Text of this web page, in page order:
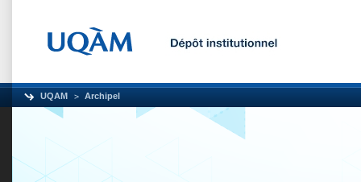
UQAM Archipel